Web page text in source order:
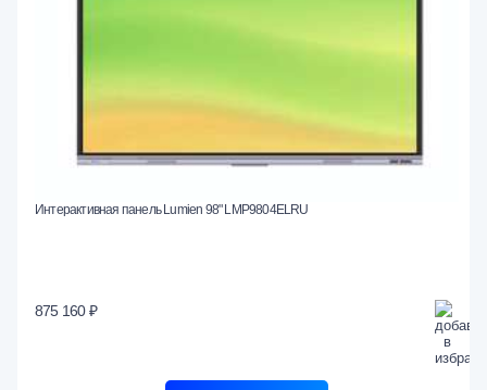
Интерактивная панель Lumien 98" LMP9804ELRU
875 160 ₽